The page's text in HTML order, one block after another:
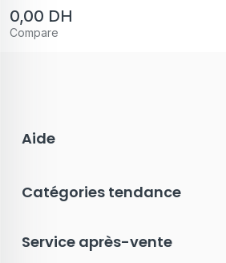
0,00 DH
Compare
Aide
Catégories tendance
Service après-vente